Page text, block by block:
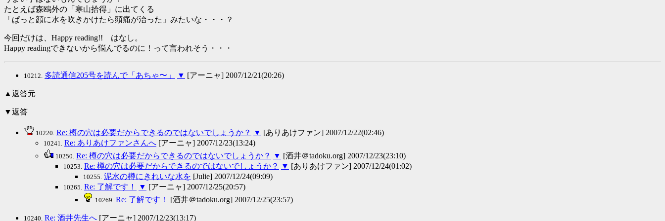
たとえば森鴎外の「寒山拾得」に出てくる
「ぱっと顔に水を吹きかけたら頭痛が治った」みたいな・・・？
今回だけは、Happy reading!! はなし。
Happy readingできないから悩んでるのに！って言われそう・・・
10212. 多読通信205号を読んで「あちゃ〜」 ▼ [アーニャ] 2007/12/21(20:26)
▲返答元
▼返答
10220. Re: 樽の穴は必要だからできるのではないでしょうか？ ▼ [ありあけファン] 2007/12/22(02:46)
10241. Re: ありあけファンさんへ [アーニャ] 2007/12/23(13:24)
10250. Re: 樽の穴は必要だからできるのではないでしょうか？ ▼ [酒井＠tadoku.org] 2007/12/23(23:10)
10253. Re: 樽の穴は必要だからできるのではないでしょうか？ ▼ [ありあけファン] 2007/12/24(01:02)
10255. 泥水の樽にきれいな水を [Julie] 2007/12/24(09:09)
10265. Re: 了解です！ ▼ [アーニャ] 2007/12/25(20:57)
10269. Re: 了解です！ [酒井＠tadoku.org] 2007/12/25(23:57)
10240. Re: 酒井先生へ [アーニャ] 2007/12/23(13:17)